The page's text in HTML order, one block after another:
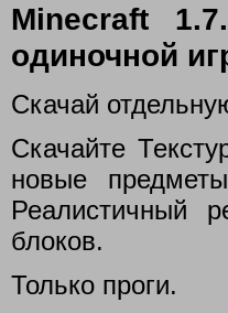
Minecraft
одиночной
Скачай
Скачайте
новые
Реалистичный
блоков.
Только проги.